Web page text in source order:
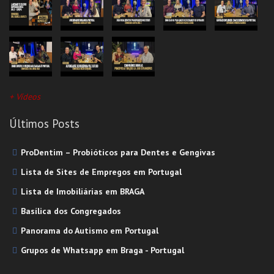
+ Vídeos
Últimos Posts
ProDentim – Probióticos para Dentes e Gengivas
Lista de Sites de Empregos em Portugal
Lista de Imobiliárias em BRAGA
Basílica dos Congregados
Panorama do Autismo em Portugal
Grupos de Whatsapp em Braga - Portugal